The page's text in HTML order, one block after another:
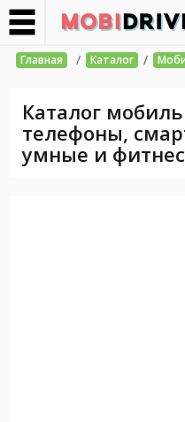
Главная / Каталог /
Каталог
телефоны,
умные и